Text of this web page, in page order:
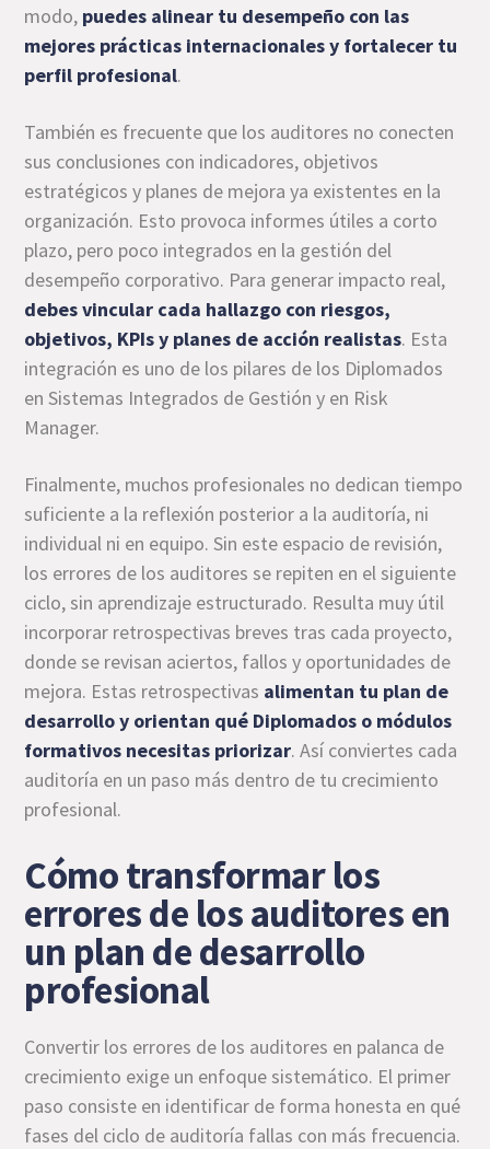
modo, puedes alinear tu desempeño con las
mejores prácticas internacionales y fortalecer tu
perfil profesional.
También es frecuente que los auditores no conecten
sus conclusiones con indicadores, objetivos
estratégicos y planes de mejora ya existentes en la
organización. Esto provoca informes útiles a corto
plazo, pero poco integrados en la gestión del
desempeño corporativo. Para generar impacto real,
debes vincular cada hallazgo con riesgos,
objetivos, KPIs y planes de acción realistas. Esta
integración es uno de los pilares de los Diplomados
en Sistemas Integrados de Gestión y en Risk
Manager.
Finalmente, muchos profesionales no dedican tiempo
suficiente a la reflexión posterior a la auditoría, ni
individual ni en equipo. Sin este espacio de revisión,
los errores de los auditores se repiten en el siguiente
ciclo, sin aprendizaje estructurado. Resulta muy útil
incorporar retrospectivas breves tras cada proyecto,
donde se revisan aciertos, fallos y oportunidades de
mejora. Estas retrospectivas alimentan tu plan de
desarrollo y orientan qué Diplomados o módulos
formativos necesitas priorizar. Así conviertes cada
auditoría en un paso más dentro de tu crecimiento
profesional.
Cómo transformar los
errores de los auditores en
un plan de desarrollo
profesional
Convertir los errores de los auditores en palanca de
crecimiento exige un enfoque sistemático. El primer
paso consiste en identificar de forma honesta en qué
fases del ciclo de auditoría fallas con más frecuencia.